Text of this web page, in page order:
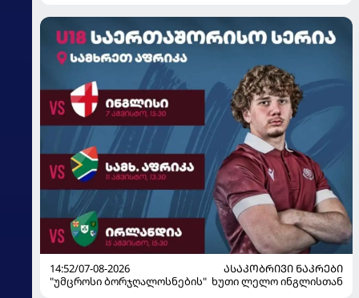
14:52/07-08-2026
ᲐᲡᲐᲙᲝᲑᲠᲘᲕᲘ ᲜᲐᲙᲠᲔᲑᲘ
"უმცროსი ბორჯღალოსნების" ხუთი ლელო ინგლისთან